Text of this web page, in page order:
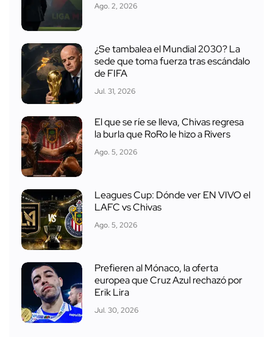
Ago. 2, 2026
¿Se tambalea el Mundial 2030? La
sede que toma fuerza tras escándalo
de FIFA
Jul. 31, 2026
El que se ríe se lleva, Chivas regresa
la burla que RoRo le hizo a Rivers
Ago. 5, 2026
Leagues Cup: Dónde ver EN VIVO el
LAFC vs Chivas
Ago. 5, 2026
Prefieren al Mónaco, la oferta
europea que Cruz Azul rechazó por
Erik Lira
Jul. 30, 2026